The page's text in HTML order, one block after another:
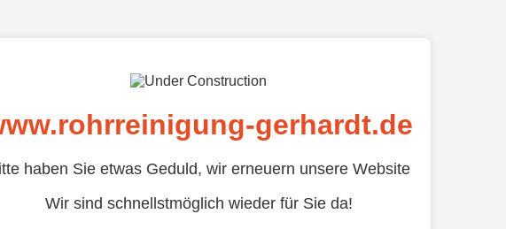
gerhardt.de
haben Sie etwas Geduld, wir erneuern unsere Website
Wir sind schnellstmöglich wieder für Sie da!